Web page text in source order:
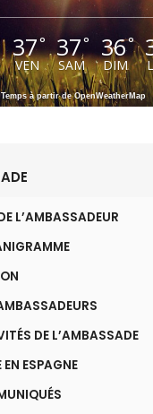
37°
VEN
37°
SAM
36°
DIM
Temps à partir de OpenWeatherMap
L’AMBASSADEUR
DE L’AMBASSADE
EN ESPAGNE